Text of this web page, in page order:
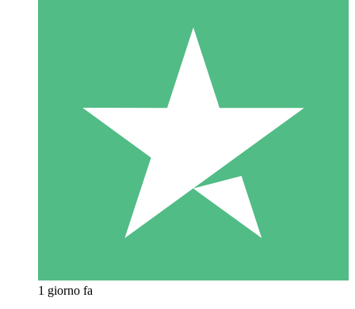
1 giorno fa